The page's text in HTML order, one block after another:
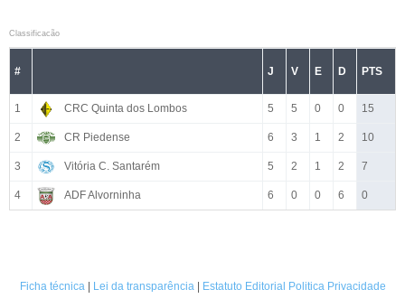
Classificacão
# J V E D PTS
1 CRC Quinta dos Lombos 5 5 0 0 15
2 CR Piedense 6 3 1 2 10
3 Vitória C. Santarém 5 2 1 2 7
4 ADF Alvorninha 6 0 0 6 0
Ficha técnica| Lei da transparência| Estatuto Editorial Politica Privacidade